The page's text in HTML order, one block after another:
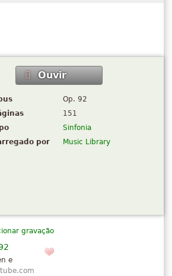
Ouvir
Op. 92
151
Sinfonia
por
Music Library
gravação
e